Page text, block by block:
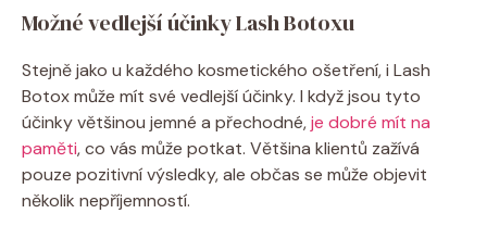
Možné vedlejší účinky Lash Botoxu
Stejně jako u každého kosmetického ošetření, i Lash
Botox může mít své vedlejší účinky. I když jsou tyto
účinky většinou jemné a přechodné,je dobré mít na
paměti, co vás může potkat. Většina klientů zažívá
pouze pozitivní výsledky, ale občas se může objevit
několik nepříjemností.